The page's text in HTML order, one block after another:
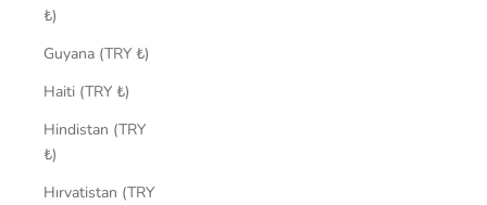
₺)
Guyana (TRY ₺)
Haiti (TRY ₺)
Hindistan (TRY
₺)
Hırvatistan (TRY